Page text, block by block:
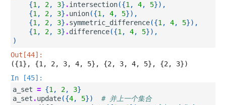
{1 , 2, 3} .intersection({1 , 4, 5}),
{1 , 2, 3} .union({1 , 4, 5}),
{1 , 2, 3} .symmetric_difference({1 , 4, 5}),
{1 , 2, 3} .difference({1 , 4, 5}),
)
Out[44]:
({1}, {1, 2, 3, 4, 5}, {2, 3, 4, 5}, {2, 3})
In [45]:
a_set = {1 , 2, 3}
a_set .update({4, 5})
# 并上一个集合